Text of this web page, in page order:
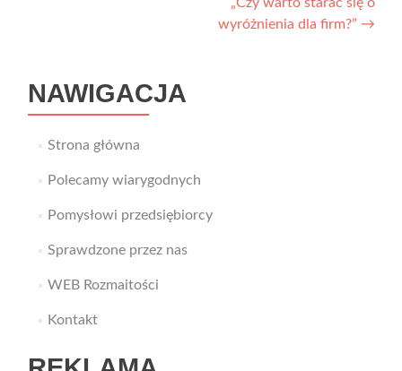
wyróżnienia dla firm?” →
NAWIGACJA
Strona główna
Polecamy wiarygodnych
Pomysłowi przedsiębiorcy
Sprawdzone przez nas
WEB Rozmaitości
Kontakt